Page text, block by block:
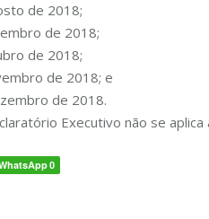
de 2018;
de 2018;
de 2018;
de 2018; e
de 2018.
Executivo não se
0